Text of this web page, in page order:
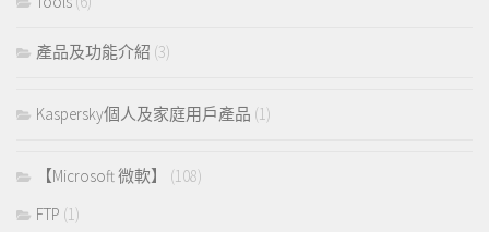
產品及功能介紹 (3)
Kaspersky個人及家庭用戶產品 (1)
【Microsoft 微軟】
(108)
FTP (1)